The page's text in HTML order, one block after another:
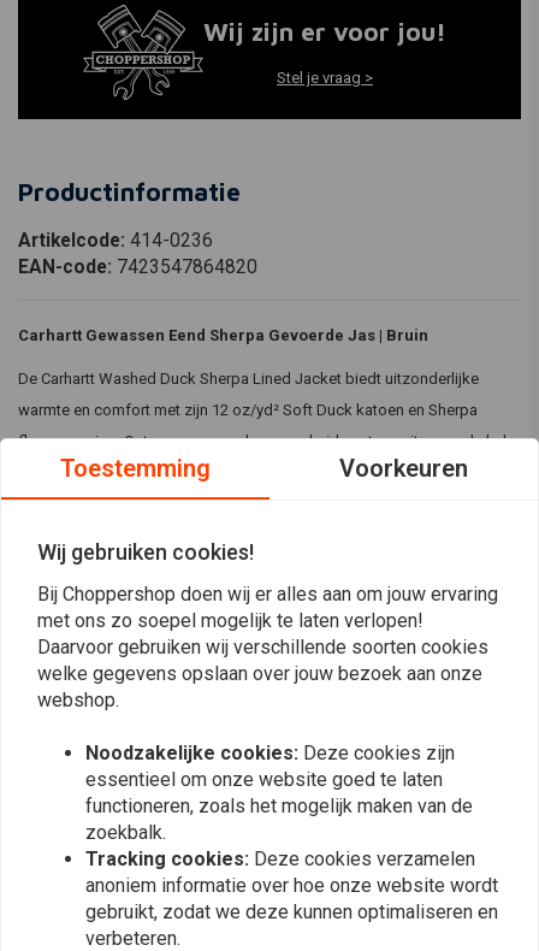
Wij zijn er voor jou!
Stel je vraag >
Productinformatie
Artikelcode: 414-0236
EAN-code: 7423547864820
Carhartt Gewassen Eend Sherpa Gevoerde Jas | Bruin
De Carhartt Washed Duck Sherpa Lined Jacket biedt uitzonderlijke
warmte en comfort met zijn 12 oz/yd² Soft Duck katoen en Sherpa
fleece voering. Ontworpen voor duurzaamheid, met een rits over de hele
lengte, verstelbare capuchon, ribgebreide stormmanchetten en
meerdere zakken voor gemak en bescherming tegen de elementen.
Specificaties:
Kleur:Bruin
Materiaal:Gemaakt van 12 oz/yd² - 407 gsm, 100% katoen Soft
Duck stof. Binnenvoering: 82% polyester/18% acryl gebreid,
Sherpa fleece voor warmte
Ontspannen pasvorm voor comfort en mobiliteit
Bijgevoegde driedelige capuchon met Sherpa voering en
verstelbare trekkoordsluiting
Lange mouw met linkerborstzak met ritssluiting
Twee met sherpa gevoerde zakken aan de voorkant voor extra
warmte en opbergruimte
Twee binnenzakken voor extra gemak
Rits over de hele lengte aan de voorkant voor gemakkelijk dragen
Reviews
Toestemming Voorkeuren
Wij gebruiken cookies!
Bij Choppershop doen wij er alles aan om jouw ervaring
met ons zo soepel mogelijk te laten verlopen!
Daarvoor gebruiken wij verschillende soorten cookies
welke gegevens opslaan over jouw bezoek aan onze
webshop.
Noodzakelijke cookies: Deze cookies zijn
essentieel om onze website goed te laten
functioneren, zoals het mogelijk maken van de
zoekbalk.
Tracking cookies: Deze cookies verzamelen
anoniem informatie over hoe onze website wordt
gebruikt, zodat we deze kunnen optimaliseren en
verbeteren.